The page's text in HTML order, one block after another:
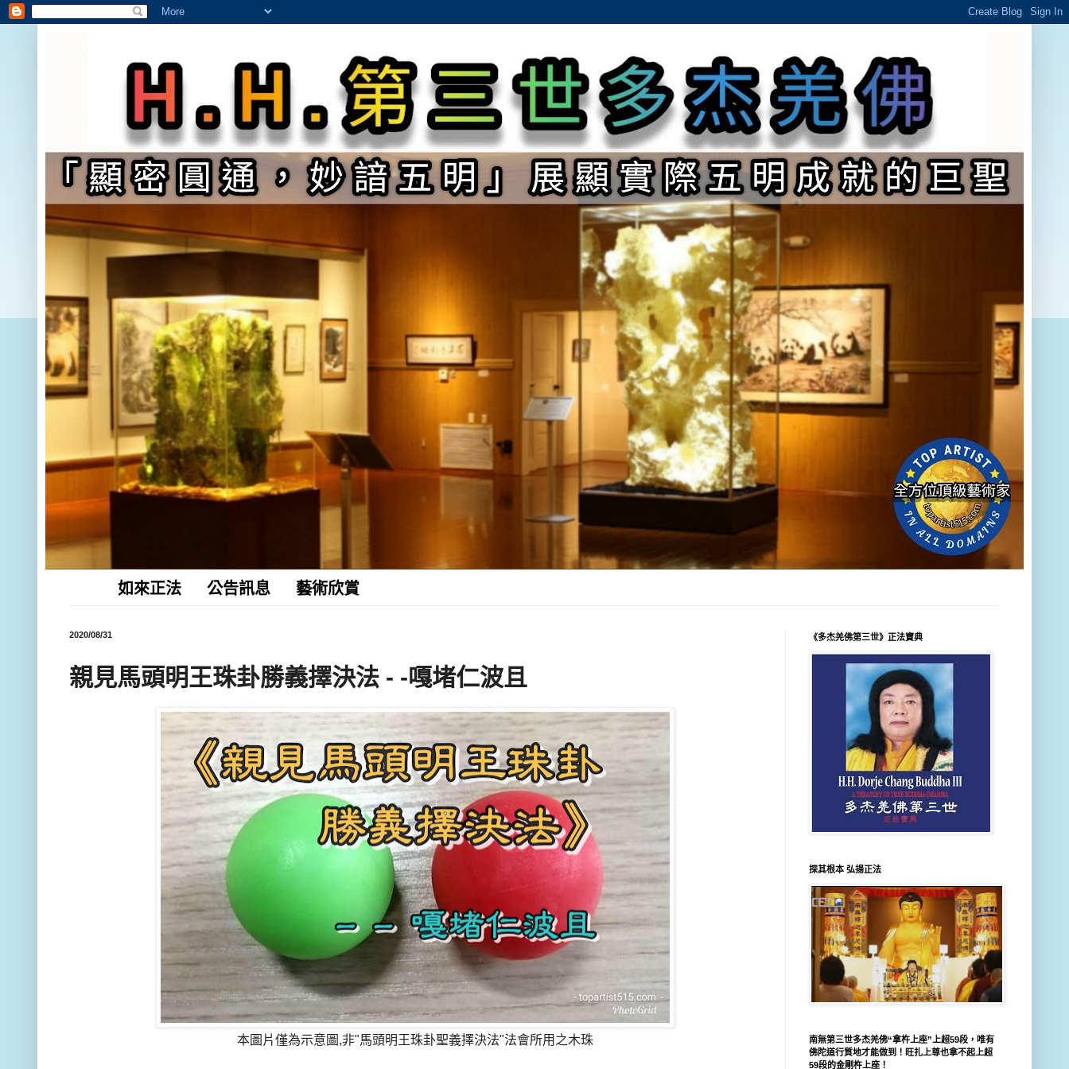
如來正法 公告訊息 藝術欣賞
2020/08/31
親見馬頭明王珠卦勝義擇決法 - -嘎堵仁波且
本圖片僅為示意圖,非"馬頭明王珠卦聖義擇決法"法會所用之木珠
《多杰羌佛第三世》正法寶典
探其根本 弘揚正法
南無第三世多杰羌佛“拿杵上座”上超59段，唯有
佛陀道行質地才能做到！旺扎上尊也拿不起上超
59段的金剛杵上座！